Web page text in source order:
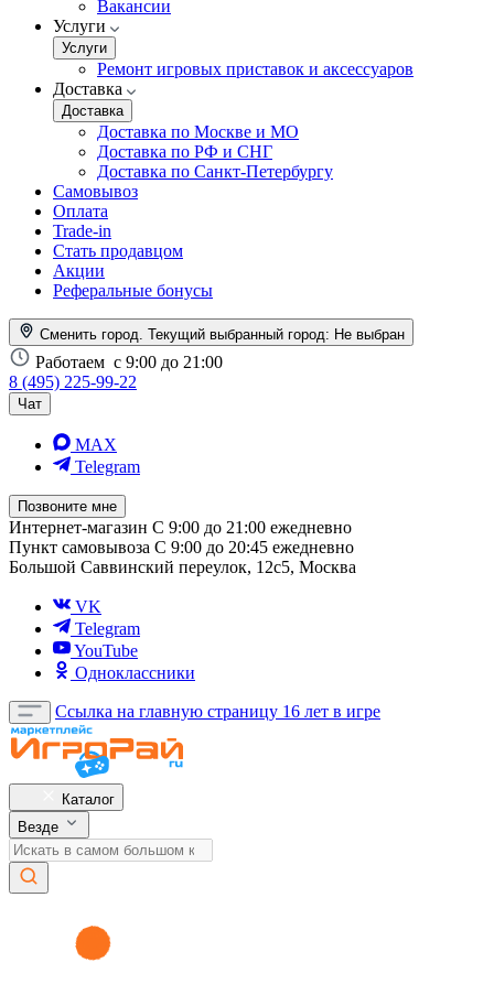
Вакансии
Услуги
Услуги
Ремонт игровых приставок и аксессуаров
Доставка
Доставка
Доставка по Москве и МО
Доставка по РФ и СНГ
Доставка по Санкт-Петербургу
Самовывоз
Оплата
Trade-in
Стать продавцом
Акции
Реферальные бонусы
Сменить город. Текущий выбранный город: Не выбран
Работаем с 9:00 до 21:00
8 (495) 225-99-22
Чат
MAX
Telegram
Позвоните мне
Интернет-магазин С 9:00 до 21:00 ежедневно
Пункт самовывоза С 9:00 до 20:45 ежедневно
Большой Саввинский переулок, 12с5, Москва
VK
Telegram
YouTube
Одноклассники
Ссылка на главную страницу 16 лет в игре
Каталог
Везде